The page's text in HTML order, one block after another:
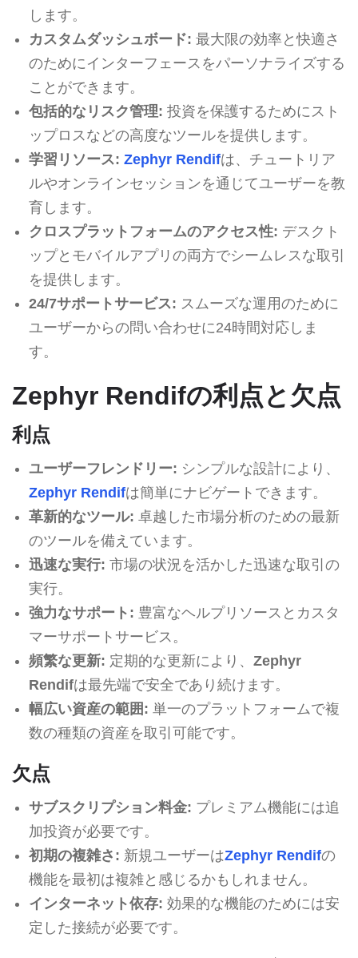
します。
カスタムダッシュボード: 最大限の効率と快適さ
のためにインターフェースをパーソナライズする
ことができます。
包括的なリスク管理: 投資を保護するためにスト
ップロスなどの高度なツールを提供します。
学習リソース: Zephyr Rendifは、チュートリア
ルやオンラインセッションを通じてユーザーを教
育します。
クロスプラットフォームのアクセス性: デスクト
ップとモバイルアプリの両方でシームレスな取引
を提供します。
24/7サポートサービス: スムーズな運用のために
ユーザーからの問い合わせに24時間対応しま
す。
Zephyr Rendifの利点と欠点
利点
ユーザーフレンドリー: シンプルな設計により、
Zephyr Rendifは簡単にナビゲートできます。
革新的なツール: 卓越した市場分析のための最新
のツールを備えています。
迅速な実行: 市場の状況を活かした迅速な取引の
実行。
強力なサポート: 豊富なヘルプリソースとカスタ
マーサポートサービス。
頻繁な更新: 定期的な更新により、 Zephyr
Rendifは最先端で安全であり続けます。
幅広い資産の範囲: 単一のプラットフォームで複
数の種類の資産を取引可能です。
欠点
サブスクリプション料金: プレミアム機能には追
加投資が必要です。
初期の複雑さ: 新規ユーザーはZephyr Rendifの
機能を最初は複雑と感じるかもしれません。
インターネット依存: 効果的な機能のためには安
定した接続が必要です。